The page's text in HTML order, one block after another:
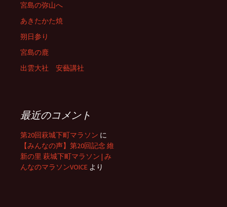
宮島の弥山へ
あきたかた焼
朔日参り
宮島の鹿
出雲大社 安藝講社
最近のコメント
第20回萩城下町マラソン に
【みんなの声】第20回記念 維
新の里 萩城下町マラソン | み
んなのマラソンVOICE より